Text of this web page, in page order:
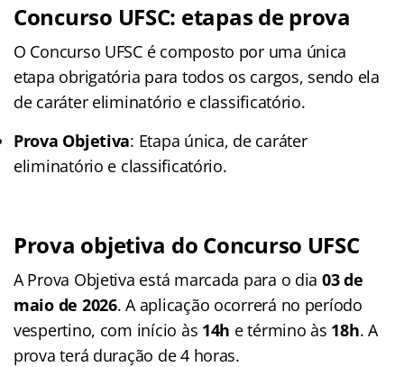
Concurso UFSC: etapas de prova
O Concurso UFSC é composto por uma única
etapa obrigatória para todos os cargos, sendo ela
de caráter eliminatório e classificatório.
Prova Objetiva: Etapa única, de caráter
eliminatório e classificatório.
Prova objetiva do Concurso UFSC
A Prova Objetiva está marcada para o dia 03 de
maio de 2026. A aplicação ocorrerá no período
vespertino, com início às 14h e término às 18h. A
prova terá duração de 4 horas.